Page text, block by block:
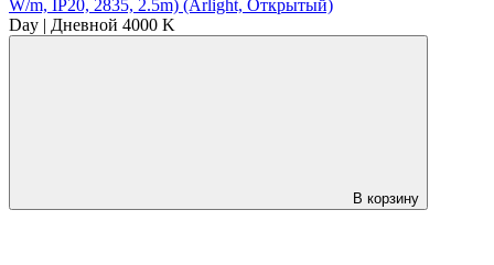
W/m, IP20, 2835, 2.5m) (Arlight, Открытый)
Day | Дневной 4000 K
В корзину